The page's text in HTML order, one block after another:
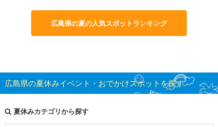
広島県の夏の人気スポットランキング
広島県の夏休みイベント・おでかけスポットを探す
夏休みカテゴリから探す